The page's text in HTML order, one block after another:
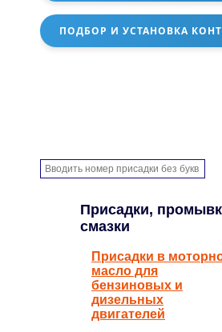
ПОДБОР И УСТАНОВКА
Присадки,
смазки
Присадки в
масло для
бензиновых и
дизельных
двигателей